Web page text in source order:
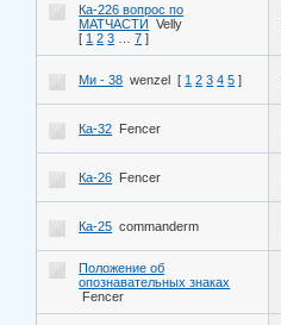
Ка-226 вопрос по
МАТЧАСТИ
Velly
[ 1 2 3 7 ]
Ми - 38 wenzel [ 1 2 3 4 5 ]
Ка-32 Fencer
Ка-26 Fencer
Ка-25 commanderm
Положение об
опознавательных знаках
Fencer